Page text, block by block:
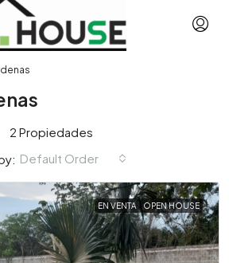
2 Propiedades
Default Order
EN VENTA OPEN HOUSE